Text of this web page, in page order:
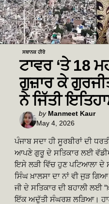
ਸਥਾਨਕ ਹੀਰੋ
ਟਾਵਰ ‘ਤੇ 18
ਗੁਜ਼ਾਰ ਕੇ
ਨੇ ਜਿੱਤੀ
Posted
by
by Manmeet Kaur
May 4, 2026
ਪੰਜਾਬ ਸਦਾ ਹੀ ਸੂਰਬੀਰਾਂ ਦੀ
ਆਪਣੇ ਗੁਰੂ ਦੇ ਸਤਿਕਾਰ ਲਈ
ਇਸੇ ਲੜੀ ਵਿੱਚ ਹੁਣ ਪਟਿਆਲਾ ਦੇ
ਸਿੰਘ ਖ਼ਾਲਸਾ ਦਾ ਨਾਂ ਵੀ ਜੁੜ
ਜੀ ਦੇ ਸਤਿਕਾਰ ਦੀ ਬਹਾਲੀ ਲਈ
ਇੱਕ ਅਦੁੱਤੀ ਸੰਘਰਸ਼ ਲੜਿਆ। ਹਾਲ